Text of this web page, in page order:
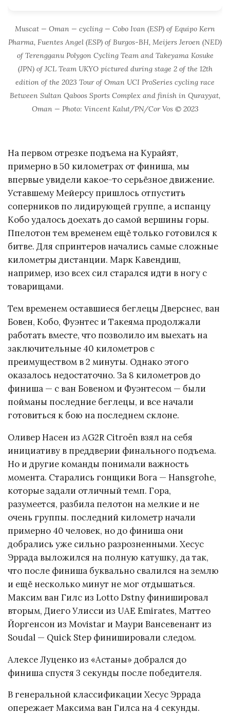
Muscat — Oman — cycling — Cobo Ivan (ESP) of Equipo Kern
Pharma, Fuentes Angel (ESP) of Burgos-BH, Meijers Jeroen (NED)
of Terengganu Polygon Cycling Team and Takeyama Kosuke
(JPN) of JCL Team UKYO pictured during stage 2 of the 12th
edition of the 2023 Tour of Oman UCI ProSeries cycling race
Between Sultan Qaboos Sports Complex and finish in Qurayyat,
Oman — Photo: Vincent Kalut/PN/Cor Vos © 2023
На первом отрезке подъема на Курайят,
примерно в 50 километрах от финиша, мы
впервые увидели какое-то серьёзное движение.
Уставшему Мейерсу пришлось отпустить
соперников по лидирующей группе, а испанцу
Кобо удалось доехать до самой вершины горы.
Ппелотон тем временем ещё только готовился к
битве. Для спринтеров начались самые сложные
километры дистанции. Марк Кавендиш,
например, изо всех сил старался идти в ногу с
товарищами.
Тем временем оставшиеся беглецы Дверснес, ван
Бовен, Кобо, Фуэнтес и Такеяма продолжали
работать вместе, что позволило им выехать на
заключительные 40 километров с
преимуществом в 2 минуты. Однако этого
оказалось недостаточно. За 8 километров до
финиша — с ван Бовеном и Фуэнтесом — были
пойманы последние беглецы, и все начали
готовиться к бою на последнем склоне.
Оливер Насен из AG2R Citroën взял на себя
инициативу в преддверии финального подъема.
Но и другие команды понимали важность
момента. Старались гонщики Bora — Hansgrohe,
которые задали отличный темп. Гора,
разумеется, разбила пелотон на мелкие и не
очень группы. последний километр начали
примерно 40 человек, но до финиша они
добрались уже сильно разрозненными. Хесус
Эррада выложился на полную катушку, да так,
что после финиша буквально свалился на землю
и ещё несколько минут не мог отдышаться.
Максим ван Гилс из Lotto Dstny финишировал
вторым, Диего Улисси из UAE Emirates, Маттео
Йоргенсон из Movistar и Маури Вансевенант из
Soudal — Quick Step финишировали следом.
Алексе Луценко из «Астаны» добрался до
финиша спустя 3 секунды после победителя.
В генеральной классификации Хесус Эррада
опережает Максима ван Гилса на 4 секунды.